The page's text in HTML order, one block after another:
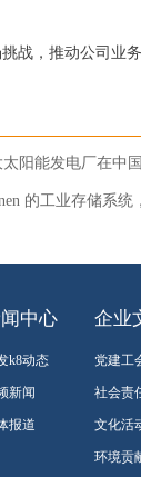
战，推动公司业
阳能发电厂在中
的工业存储系
中心
k8动态
新闻
报道
企业
党建工
社会责
文化活
环境贡